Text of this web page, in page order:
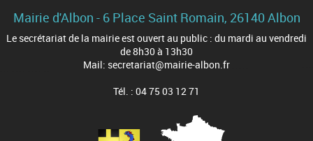
Mairie d'Albon - 6 Place Saint Romain, 26140 Albon
Le secrétariat de la mairie est ouvert au public : du mardi au vendredi
de 8h30 à 13h30
Mail: secretariat@mairie-albon.fr
Tél. : 04 75 03 12 71